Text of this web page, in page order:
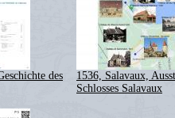
des
1536, Salavaux,
Schlosses Salavaux